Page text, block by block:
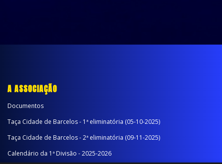
A ASSOCIAÇÃO
Documentos
Taça Cidade de Barcelos - 1ª eliminatória (05-10-2025)
Taça Cidade de Barcelos - 2ª eliminatória (09-11-2025)
Calendário da 1ª Divisão - 2025-2026